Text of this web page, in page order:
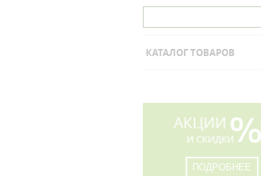
КАТАЛОГ ТОВАРОВ
ПОДРОБНЕЕ